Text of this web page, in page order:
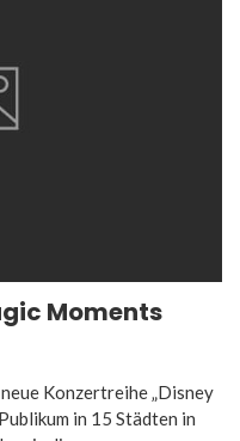
Moments
Konzertreihe „Disney
in 15 Städten in